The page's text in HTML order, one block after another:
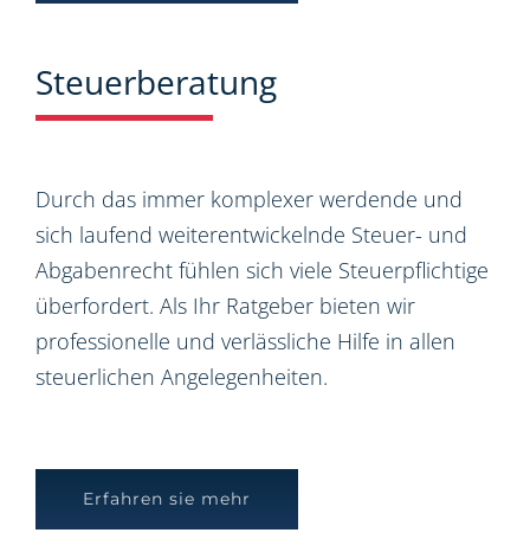
Steuerberatung
Durch das immer komplexer werdende und
sich laufend weiterentwickelnde Steuer- und
Abgabenrecht fühlen sich viele Steuerpflichtige
überfordert. Als Ihr Ratgeber bieten wir
professionelle und verlässliche Hilfe in allen
steuerlichen Angelegenheiten.
Erfahren sie mehr